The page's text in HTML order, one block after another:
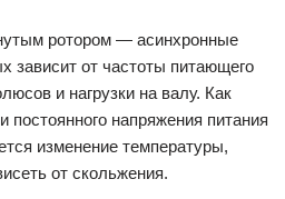
ротором — асинхронные
зависит от частоты питающего
и нагрузки на валу. Как
постоянного напряжения питания
изменение температуры,
от скольжения.